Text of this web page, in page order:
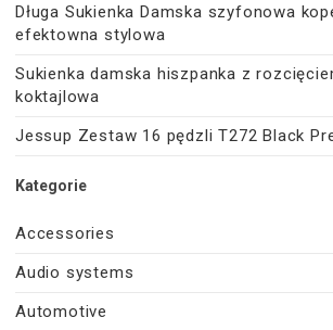
Długa Sukienka Damska szyfonowa
efektowna stylowa
Sukienka damska hiszpanka z
koktajlowa
Jessup Zestaw 16 pędzli T272 Black
Kategorie
Accessories
Audio systems
Automotive